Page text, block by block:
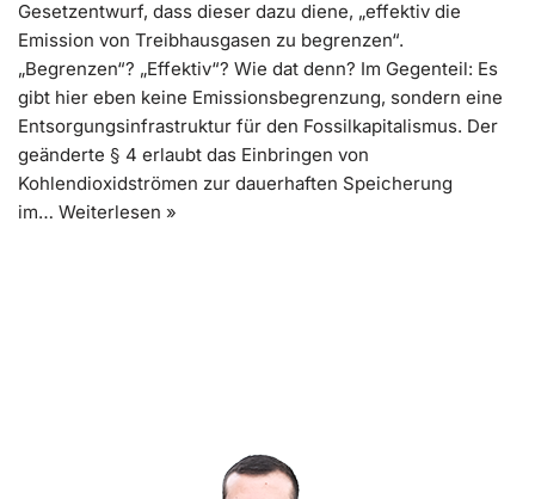
Gesetzentwurf, dass dieser dazu diene, „effektiv die
Emission von Treibhausgasen zu begrenzen“.
„Begrenzen“? „Effektiv“? Wie dat denn? Im Gegenteil: Es
gibt hier eben keine Emissionsbegrenzung, sondern eine
Entsorgungsinfrastruktur für den Fossilkapitalismus. Der
geänderte § 4 erlaubt das Einbringen von
Kohlendioxidströmen zur dauerhaften Speicherung
im… Weiterlesen »